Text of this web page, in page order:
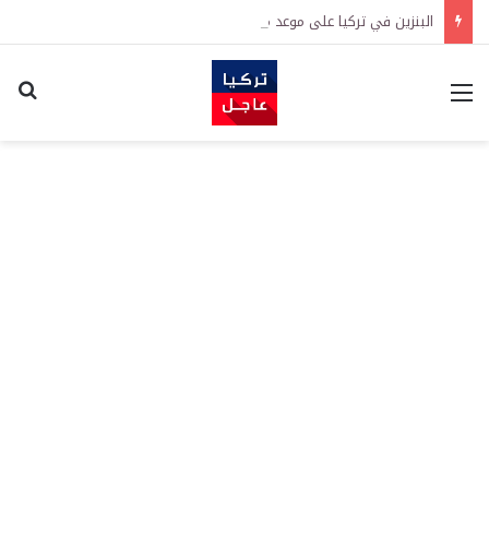
البنزين في تركيا على موعد مع زيادة جديدة.. كم سترتفع الأسعار؟
القائمة